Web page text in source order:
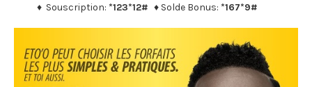
♦ Souscription: *123*12# ♦ Solde Bonus: *167*9#